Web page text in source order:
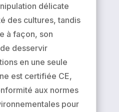
délicate
des cultures, tandis
à façon, son
desservir
en une seule
est certifiée CE,
aux normes
pour